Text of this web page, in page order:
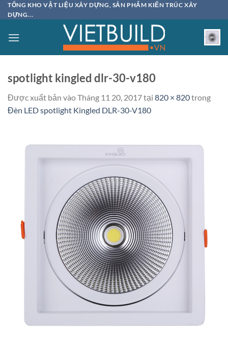
Bỏ
qua
dung
TỔNG KHO VẬT LIỆU XÂY DỰNG, SẢN PHẨM KIẾN TRÚC XÂY
DỰNG...
spotlight kingled dlr-30-v180
Được xuất bản vàoTháng 11 20, 2017tại 820 × 820trong
Đèn LED spotlight Kingled DLR-30-V180